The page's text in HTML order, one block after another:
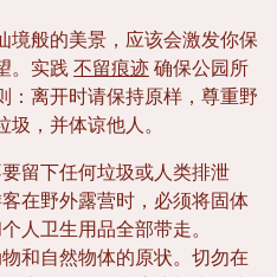
境般的美景，应该会激发你保
。实践 不留痕迹 确保公园所
：离开时请保持原样，尊重野
，并体谅他人。
留下任何垃圾或人类排泄
在野外露营时，必须将固体
人卫生用品全部带走。
和自然物体的原状。切勿在